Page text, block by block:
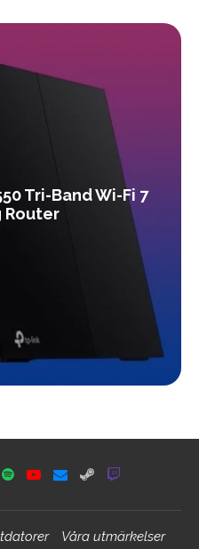
Tri-Band Wi-Fi 7
Router
Våra utmärkelser